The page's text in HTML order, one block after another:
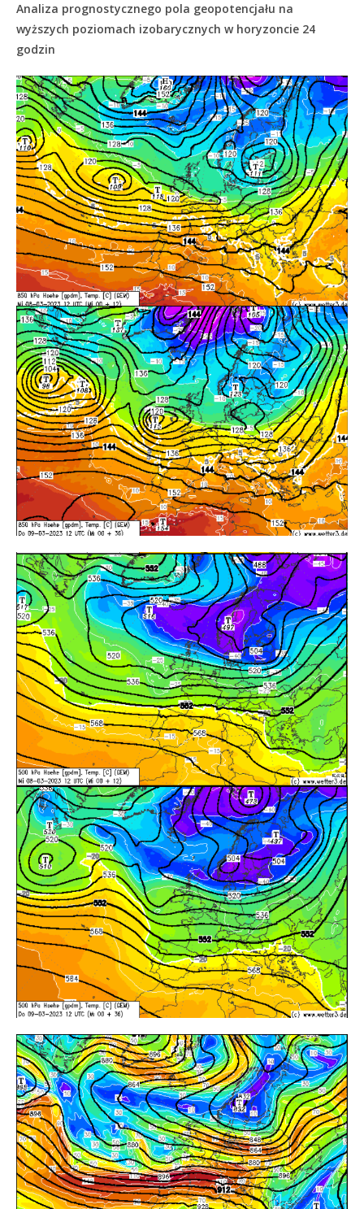
Analiza prognostycznego pola geopotencjału na
wyższych poziomach izobarycznych w horyzoncie 24
godzin